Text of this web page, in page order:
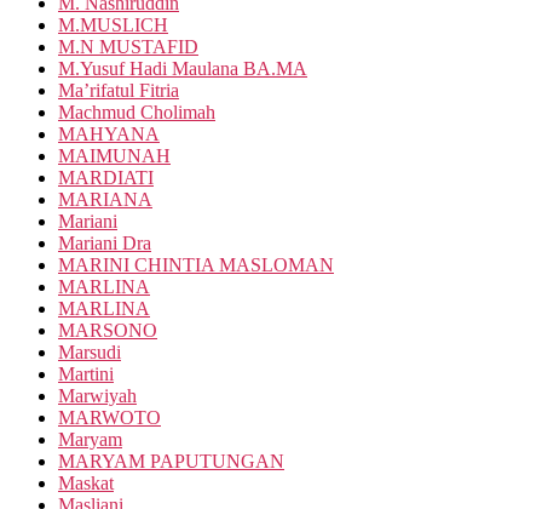
M.MUSLICH
M.N MUSTAFID
M.Yusuf Hadi Maulana BA.MA
Ma’rifatul Fitria
Machmud Cholimah
MAHYANA
MAIMUNAH
MARDIATI
MARIANA
Mariani
Mariani Dra
MARINI CHINTIA MASLOMAN
MARLINA
MARLINA
MARSONO
Marsudi
Martini
Marwiyah
MARWOTO
Maryam
MARYAM PAPUTUNGAN
Maskat
Masliani